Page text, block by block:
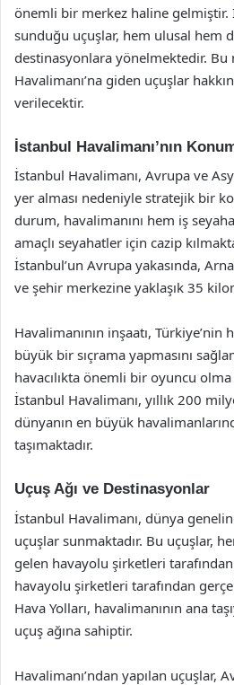
önemli bir merkez haline gelmiştir.
sunduğu uçuşlar, hem ulusal hem
destinasyonlara yönelmektedir. Bu
Havalimanı’na giden uçuşlar
verilecektir.
İstanbul Havalimanı’nın
İstanbul Havalimanı, Avrupa ve
yer alması nedeniyle stratejik bir
durum, havalimanını hem iş
amaçlı seyahatler için cazip
İstanbul’un Avrupa yakasında,
ve şehir merkezine yaklaşık 35
Havalimanının inşaatı, Türkiye’nin
büyük bir sıçrama yapmasını
havacılıkta önemli bir oyuncu
İstanbul Havalimanı, yıllık 200
dünyanın en büyük
taşımaktadır.
Uçuş Ağı ve Destinasyonlar
İstanbul Havalimanı, dünya
uçuşlar sunmaktadır. Bu uçuşlar,
gelen havayolu şirketleri
havayolu şirketleri tarafından
Hava Yolları, havalimanının ana
uçuş ağına sahiptir.
Havalimanı’ndan yapılan uçuşlar,